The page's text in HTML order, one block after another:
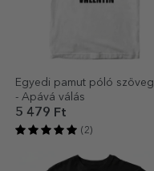
Egyedi pamut póló
- Apává válás
5 479 Ft
(2)